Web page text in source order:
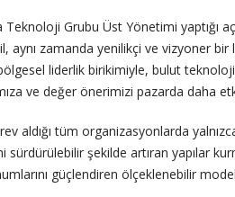
Grubu Üst Yönetimi yaptığı
aynı zamanda yenilikçi ve vizyoner
liderlik birikimiyle, bulut
ve değer önerimizi pazarda daha
aldığı tüm organizasyonlarda
sürdürülebilir şekilde artıran yapılar
güçlendiren ölçeklenebilir